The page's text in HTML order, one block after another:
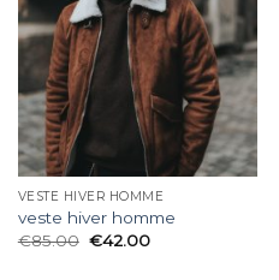
VESTE HIVER HOMME
veste hiver homme
€85.00 €42.00